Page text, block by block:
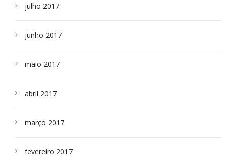
julho 2017
junho 2017
maio 2017
abril 2017
março 2017
fevereiro 2017